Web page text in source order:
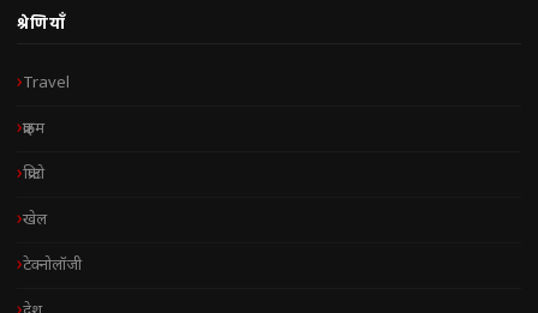
श्रेणियाँ
Travel
क्राइम
क्रिप्टो
खेल
टेक्नोलॉजी